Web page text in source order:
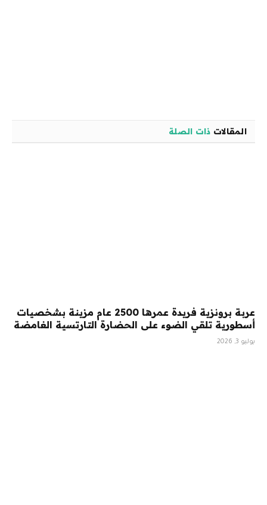
المقالات ذات الصلة
عربة برونزية فريدة عمرها 2500 عام مزينة بشخصيات
أسطورية تلقي الضوء على الحضارة التارتسية الغامضة
يوليو 3, 2026